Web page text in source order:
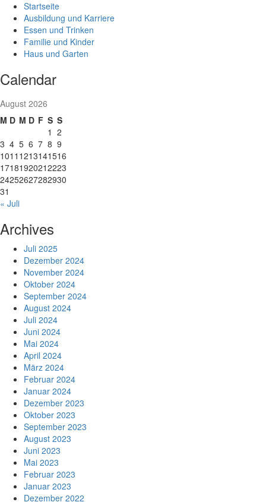
Skip
content
Startseite
Ausbildung und Karriere
Essen und Trinken
Familie und Kinder
Haus und Garten
Calendar
August 2026
M D M D F S S
1 2
3 4 5 6 7 8 9
1011 1213141516
17181920212223
24252627282930
31
« Juli
Archives
Juli 2025
Dezember 2024
November 2024
Oktober 2024
September 2024
August 2024
Juli 2024
Juni 2024
Mai 2024
April 2024
März 2024
Februar 2024
Januar 2024
Dezember 2023
Oktober 2023
September 2023
August 2023
Juni 2023
Mai 2023
Februar 2023
Januar 2023
Dezember 2022